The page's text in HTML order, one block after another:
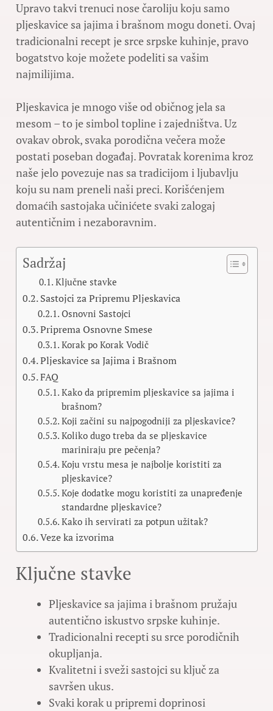
Upravo takvi trenuci nose čaroliju koju samo
pljeskavice sa jajima i brašnom mogu doneti. Ovaj
tradicionalni recept je srce srpske kuhinje, pravo
bogatstvo koje možete podeliti sa vašim
najmilijima.
Pljeskavica je mnogo više od običnog jela sa
mesom – to je simbol topline i zajedništva. Uz
ovakav obrok, svaka porodična večera može
postati poseban događaj. Povratak korenima kroz
naše jelo povezuje nas sa tradicijom i ljubavlju
koju su nam preneli naši preci. Korišćenjem
domaćih sastojaka učinićete svaki zalogaj
autentičnim i nezaboravnim.
Sadržaj
Ključne stavke
Sastojci za Pripremu Pljeskavica
Osnovni Sastojci
Priprema Osnovne Smese
Korak po Korak Vodič
Pljeskavice sa Jajima i Brašnom
FAQ
Kako da pripremim pljeskavice sa jajima i
brašnom?
Koji začini su najpogodniji za pljeskavice?
Koliko dugo treba da se pljeskavice
mariniraju pre pečenja?
Koju vrstu mesa je najbolje koristiti za
pljeskavice?
Koje dodatke mogu koristiti za unapređenje
standardne pljeskavice?
Kako ih servirati za potpun užitak?
Veze ka izvorima
Ključne stavke
Pljeskavice sa jajima i brašnom pružaju
autentično iskustvo srpske kuhinje.
Tradicionalni recepti su srce porodičnih
okupljanja.
Kvalitetni i sveži sastojci su ključ za
savršen ukus.
Svaki korak u pripremi doprinosi